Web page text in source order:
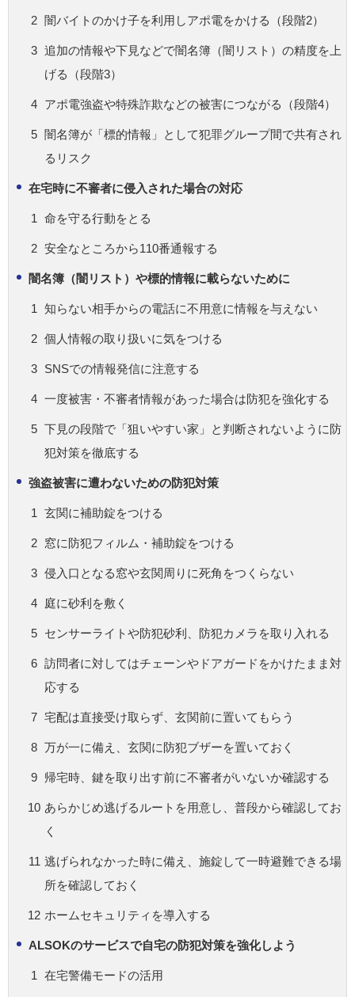
闇バイトのかけ子を利用しアポ電をかける（段階2）
追加の情報や下見などで闇名簿（闇リスト）の精度を上
げる（段階3）
アポ電強盗や特殊詐欺などの被害につながる（段階4）
闇名簿が「標的情報」として犯罪グループ間で共有され
るリスク
在宅時に不審者に侵入された場合の対応
命を守る行動をとる
安全なところから110番通報する
闇名簿（闇リスト）や標的情報に載らないために
知らない相手からの電話に不用意に情報を与えない
個人情報の取り扱いに気をつける
SNSでの情報発信に注意する
一度被害・不審者情報があった場合は防犯を強化する
下見の段階で「狙いやすい家」と判断されないように防
犯対策を徹底する
強盗被害に遭わないための防犯対策
玄関に補助錠をつける
窓に防犯フィルム・補助錠をつける
侵入口となる窓や玄関周りに死角をつくらない
庭に砂利を敷く
センサーライトや防犯砂利、防犯カメラを取り入れる
訪問者に対してはチェーンやドアガードをかけたまま対
応する
宅配は直接受け取らず、玄関前に置いてもらう
万が一に備え、玄関に防犯ブザーを置いておく
帰宅時、鍵を取り出す前に不審者がいないか確認する
あらかじめ逃げるルートを用意し、普段から確認してお
く
逃げられなかった時に備え、施錠して一時避難できる場
所を確認しておく
ホームセキュリティを導入する
ALSOKのサービスで自宅の防犯対策を強化しよう
在宅警備モードの活用